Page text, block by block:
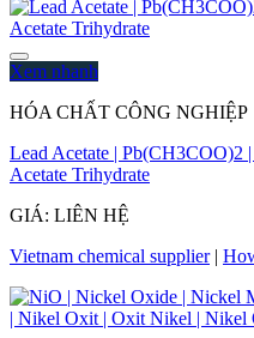
Xem nhanh
HÓA CHẤT CÔNG NGHIỆP
Lead Acetate | Pb(CH3COO)2
Acetate Trihydrate
GIÁ: LIÊN HỆ
Vietnam chemical supplier|